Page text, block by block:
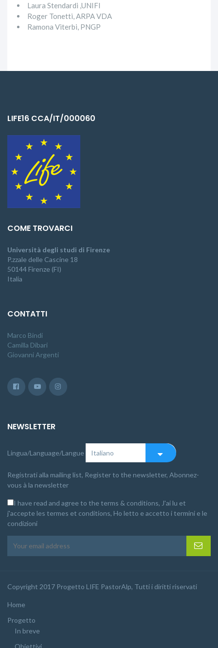
Laura Stendardi ,UNIFI
Roger Tonetti, ARPA VDA
Ramona Viterbi, PNGP
LIFE16 CCA/IT/000060
COME TROVARCI
Università degli studi di Firenze
P.zzale delle Cascine 18
50144 Firenze (FI)
Italia
CONTATTI
Marco Bindi
Camilla Dibari
Giovanni Argenti
NEWSLETTER
Lingua/Language/Langue
Registrati alla mailing list, Register to the newsletter, Abonnez-
vous à la newsletter
I have read and agree to the terms & conditions, J'ai lu et
j'accepte les termes et conditions, Ho letto e accetto i termini e le
condizioni
Copyright 2017 Progetto LIFE PastorAlp, Tutti i diritti riservati
Home
Progetto
In breve
Obiettivi